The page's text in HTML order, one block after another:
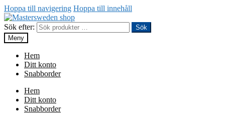
Hoppa till navigering Hoppa till innehåll
Sök efter:
Sök
Meny
Hem
Ditt konto
Snabborder
Hem
Ditt konto
Snabborder